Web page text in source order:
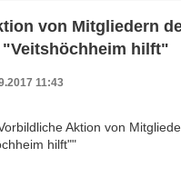
von Mitgliedern
hilft"
11:43